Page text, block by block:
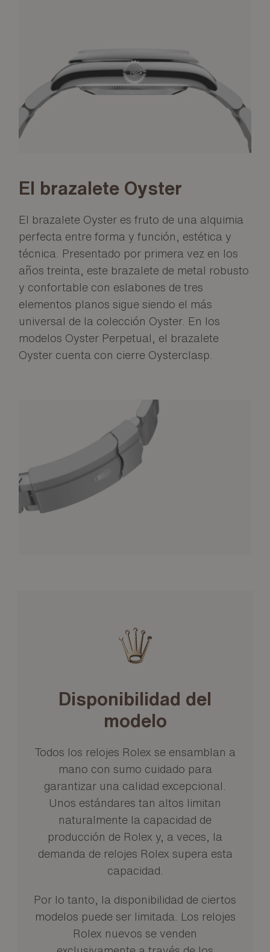
El brazalete Oyster
El brazalete Oyster es fruto de una alquimia
perfecta entre forma y función, estética y
técnica. Presentado por primera vez en los
años treinta, este brazalete de metal robusto
y confortable con eslabones de tres
elementos planos sigue siendo el más
universal de la colección Oyster. En los
modelos Oyster Perpetual, el brazalete
Oyster cuenta con cierre Oysterclasp.
Disponibilidad del
modelo
Todos los relojes Rolex se ensamblan a
mano con sumo cuidado para
garantizar una calidad excepcional.
Unos estándares tan altos limitan
naturalmente la capacidad de
producción de Rolex y, a veces, la
demanda de relojes Rolex supera esta
capacidad.
Por lo tanto, la disponibilidad de ciertos
modelos puede ser limitada. Los relojes
Rolex nuevos se venden